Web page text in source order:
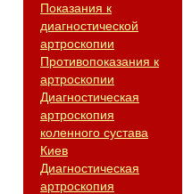
Показания к
диагностической
артроскопии
Противопоказания к
артроскопии
Диагностическая
артроскопия
коленного сустава
Киев
Диагностическая
артроскопия